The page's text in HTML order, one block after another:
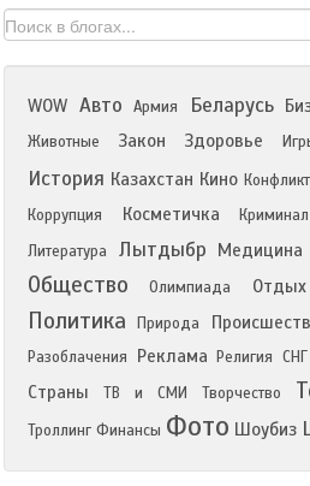
WOW Авто Армия Беларусь
Животные
Закон Здоровье
История Казахстан Кино
Коррупция Косметичка Криминал
Литература Лытдыбр Медицина
Общество Олимпиада Отдых
Политика Природа
Разоблачения
Реклама Религия СНГ
Страны
ТВ и СМИ Творчество
Троллинг Финансы Фото Шоубиз